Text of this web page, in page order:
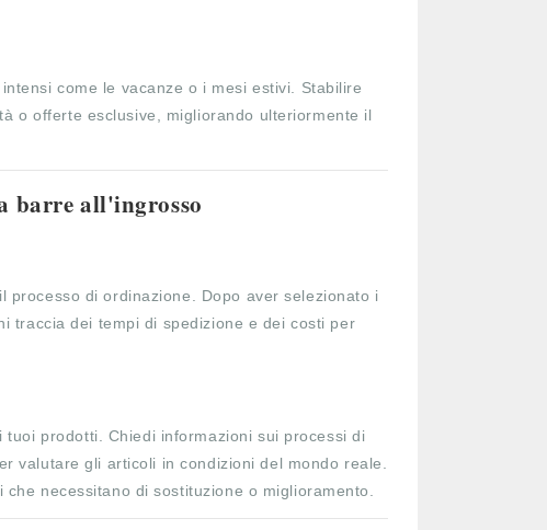
come le vacanze o i mesi estivi. Stabilire
o offerte esclusive, migliorando ulteriormente il
barre all'ingrosso
di ordinazione. Dopo aver selezionato i
traccia dei tempi di spedizione e dei costi per
tuoi prodotti. Chiedi informazioni sui processi di
valutare gli articoli in condizioni del mondo reale.
necessitano di sostituzione o miglioramento.